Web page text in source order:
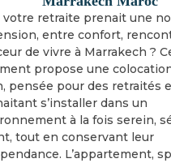
votre retraite prenait une
entre confort,
de vivre à Marrakech ?
propose une
pensée pour des retraités
s’installer dans un
à la fois serein,
tout en conservant leur
L’appartement,